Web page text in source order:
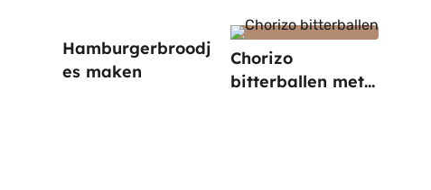
Hamburgerbroodj
es maken
Chorizo
bitterballen met